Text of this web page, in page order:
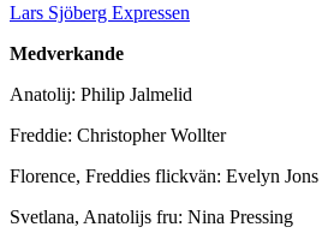
Lars Sjöberg Expressen
Medverkande
Anatolij: Philip Jalmelid
Freddie: Christopher Wollter
Florence, Freddies flickvän: Evelyn Jons
Svetlana, Anatolijs fru: Nina Pressing